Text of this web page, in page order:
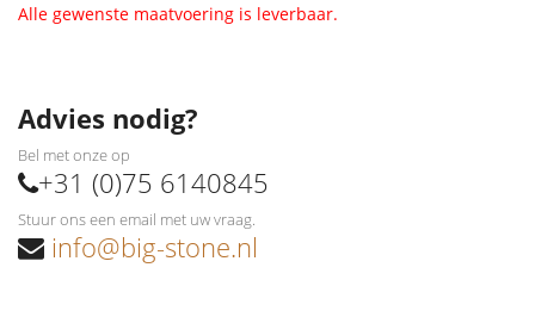
Alle gewenste maatvoering is leverbaar.
Advies nodig?
Bel met onze op
+31 (0)75 6140845
Stuur ons een email met uw vraag.
info@big-stone.nl